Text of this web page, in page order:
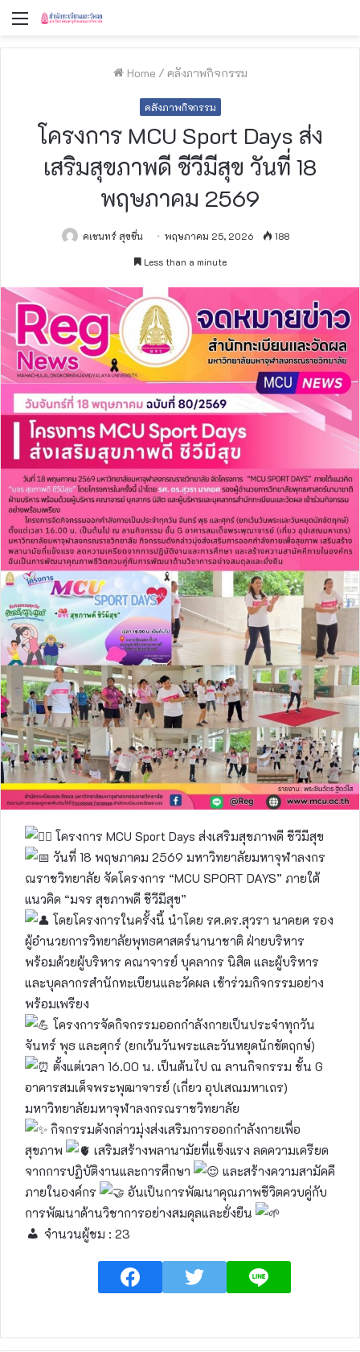
Menu
Home / คลังภาพกิจกรรม
คลังภาพกิจกรรม
โครงการ MCU Sport Days ส่ง
เสริมสุขภาพดี ชีวีมีสุข วันที่ 18
พฤษภาคม 2569
คเชนทร์ สุขชื่น พฤษภาคม 25, 2026
188
Less than a minute
โครงการ MCU Sport Days ส่งเสริมสุขภาพดี ชีวีมีสุข
วันที่ 18 พฤษภาคม 2569 มหาวิทยาลัยมหาจุฬาลงกร
ณราชวิทยาลัย จัดโครงการ “MCU SPORT DAYS” ภายใต้
แนวคิด “มจร สุขภาพดี ชีวีมีสุข”
โดยโครงการในครั้งนี้ นำโดย รศ.ดร.สุวรา นาคยศ รอง
ผู้อำนวยการวิทยาลัยพุทธศาสตร์นานาชาติ ฝ่ายบริหาร
พร้อมด้วยผู้บริหาร คณาจารย์ บุคลากร นิสิต และผู้บริหาร
และบุคลากรสำนักทะเบียนและวัดผล เข้าร่วมกิจกรรมอย่าง
พร้อมเพรียง
โครงการจัดกิจกรรมออกกำลังกายเป็นประจำทุกวัน
จันทร์ พุธ และศุกร์ (ยกเว้นวันพระและวันหยุดนักขัตฤกษ์)
ตั้งแต่เวลา 16.00 น. เป็นต้นไป ณ ลานกิจกรรม ชั้น G
อาคารสมเด็จพระพุฒาจารย์ (เกี่ยว อุปเสณมหาเถร)
มหาวิทยาลัยมหาจุฬาลงกรณราชวิทยาลัย
กิจกรรมดังกล่าวมุ่งส่งเสริมการออกกำลังกายเพื่อ
สุขภาพ
เสริมสร้างพลานามัยที่แข็งแรง ลดความเครียด
จากการปฏิบัติงานและการศึกษา
และสร้างความสามัคคี
ภายในองค์กร
อันเป็นการพัฒนาคุณภาพชีวิตควบคู่กับ
การพัฒนาด้านวิชาการอย่างสมดุลและยั่งยืน
จำนวนผู้ชม : 23